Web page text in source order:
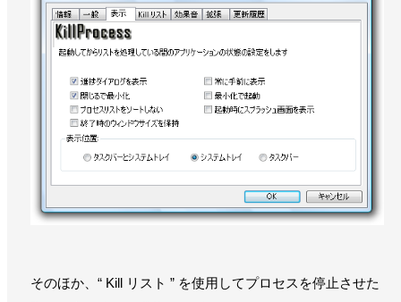
そのほか、“ Kill リスト ” を使用してプロセスを停止させた